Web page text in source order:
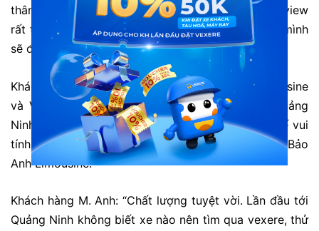
thân thiện, chất lượng ok. Văn phòng Hạ Long có view
rất tuyệt, nhân viên nhiệt tình, hào sảng. Lần sau mình
sẽ đi tiếp”
Khách hàng B. Mạnh: “Cảm ơn Tâm Bảo Anh Limousine
và Vexere đã giúp mình có chuyến công tác Quảng
Ninh vui vẻ và ý nghĩa. Nhà xe rất đúng giờ , tài xế vui
tính , nhiệt tình. Lần sau sẽ tiếp tục ủng hộ Tâm Bảo
Anh Limousine.”
Khách hàng M. Anh: “Chất lượng tuyệt vời. Lần đầu tới
Quảng Ninh không biết xe nào nên tìm qua vexere, thử